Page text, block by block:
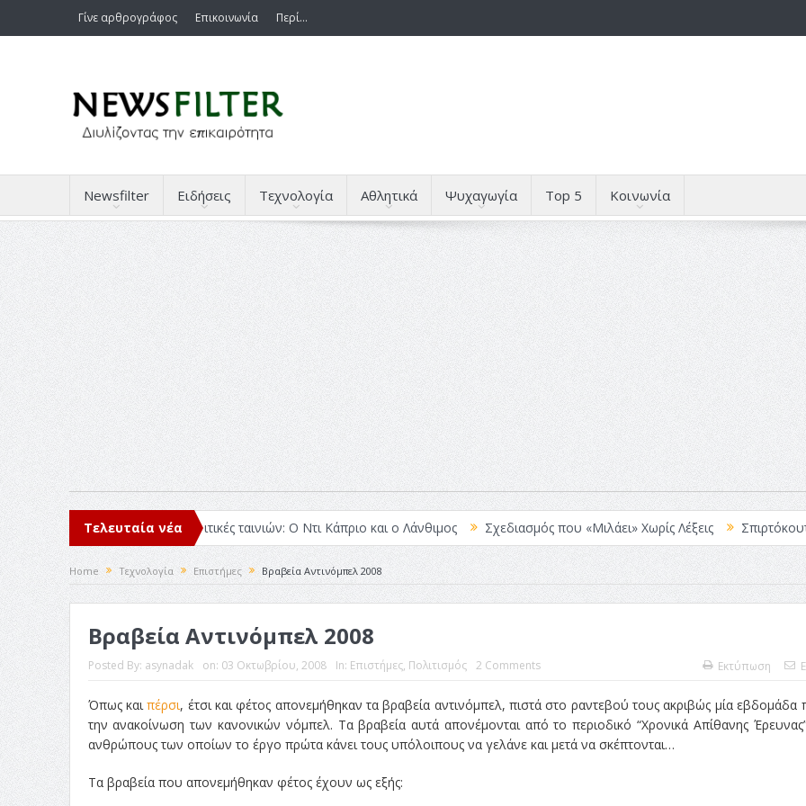
Γίνε αρθρογράφος Επικοινωνία Περί…
Newsfilter Ειδήσεις Τεχνολογία Αθλητικά Ψυχαγωγία Top 5 Κοινωνία
Τελευταία νέα
μέσα στο 2025 Κριτικές ταινιών: Ο Ντι Κάπριο και ο Λάνθιμος Σχεδιασμός που «Μιλάει» Χωρίς Λέξεις Σπιρτόκουτο: η
Home Τεχνολογία Επιστήμες Βραβεία Αντινόμπελ 2008
Βραβεία Αντινόμπελ 2008
Posted By: asynadak on: 03 Οκτωβρίου, 2008 In: Επιστήμες, Πολιτισμός 2 Comments Εκτύπωση
Όπως καιπέρσι, έτσι και φέτος απονεμήθηκαν τα βραβεία αντινόμπελ, πιστά στο ραντεβού τους ακριβώς μία εβδομάδα
την ανακοίνωση των κανονικών νόμπελ. Τα βραβεία αυτά απονέμονται από το περιοδικό “Χρονικά Απίθανης
ανθρώπους των οποίων το έργο πρώτα κάνει τους υπόλοιπους να γελάνε και μετά να σκέπτονται…
Τα βραβεία που απονεμήθηκαν φέτος έχουν ως εξής: